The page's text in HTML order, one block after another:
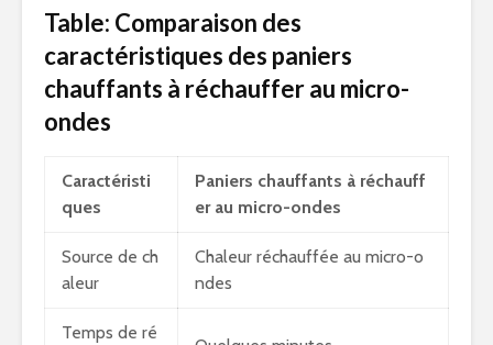
Table: Comparaison des
caractéristiques des paniers
chauffants à réchauffer au micro-
ondes
Caractéristi
ques
Paniers chauffants à réchauff
er au micro-ondes
Source de ch
aleur
Chaleur réchauffée au micro-o
ndes
Temps de ré